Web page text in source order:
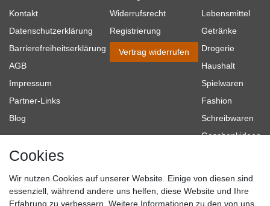
Kontakt
Datenschutzerklärung
Barrierefreiheitserklärung
AGB
Impressum
Partner-Links
Blog
Widerrufsrecht
Registrierung
Vertrag widerrufen
Lebensmittel
Getränke
Drogerie
Haushalt
Spielwaren
Fashion
Schreibwaren
Geschenkideen
Topmarken
Cookies
Wir nutzen Cookies auf unserer Website. Einige von diesen sind
essenziell, während andere uns helfen, diese Website und Ihre
Erfahrung zu verbessern. Weitere Informationen zu den von uns